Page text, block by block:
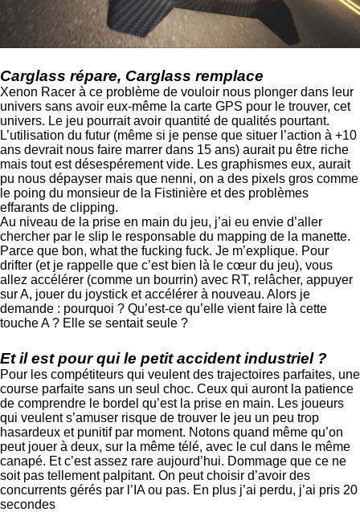
Carglass répare, Carglass remplace
Xenon Racer à ce problème de vouloir nous plonger dans leur
univers sans avoir eux-même la carte GPS pour le trouver, cet
univers. Le jeu pourrait avoir quantité de qualités pourtant.
L’utilisation du futur (même si je pense que situer l’action à +10
ans devrait nous faire marrer dans 15 ans) aurait pu être riche
mais tout est désespérement vide. Les graphismes eux, aurait
pu nous dépayser mais que nenni, on a des pixels gros comme
le poing du monsieur de la Fistinière et des problèmes
effarants de clipping.
Au niveau de la prise en main du jeu, j’ai eu envie d’aller
chercher par le slip le responsable du mapping de la manette.
Parce que bon, what the fucking fuck. Je m’explique. Pour
drifter (et je rappelle que c’est bien là le cœur du jeu), vous
allez accélérer (comme un bourrin) avec RT, relâcher, appuyer
sur A, jouer du joystick et accélérer à nouveau. Alors je
demande : pourquoi ? Qu’est-ce qu’elle vient faire là cette
touche A ? Elle se sentait seule ?
Et il est pour qui le petit accident industriel ?
Pour les compétiteurs qui veulent des trajectoires parfaites, une
course parfaite sans un seul choc. Ceux qui auront la patience
de comprendre le bordel qu’est la prise en main. Les joueurs
qui veulent s’amuser risque de trouver le jeu un peu trop
hasardeux et punitif par moment. Notons quand même qu’on
peut jouer à deux, sur la même télé, avec le cul dans le même
canapé. Et c’est assez rare aujourd’hui. Dommage que ce ne
soit pas tellement palpitant. On peut choisir d’avoir des
concurrents gérés par l’IA ou pas. En plus j’ai perdu, j’ai pris 20
secondes